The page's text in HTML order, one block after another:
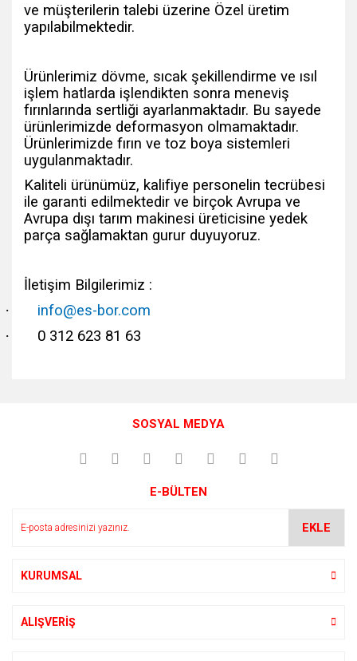
ve müşterilerin talebi üzerine Özel üretim
yapılabilmektedir.
Ürünlerimiz dövme, sıcak şekillendirme ve ısıl
işlem hatlarda işlendikten sonra meneviş
fırınlarında sertliği ayarlanmaktadır. Bu sayede
ürünlerimizde deformasyon olmamaktadır.
Ürünlerimizde fırın ve toz boya sistemleri
uygulanmaktadır.
Kaliteli ürünümüz, kalifiye personelin tecrübesi
ile garanti edilmektedir ve birçok Avrupa ve
Avrupa dışı tarım makinesi üreticisine yedek
parça sağlamaktan gurur duyuyoruz.
İletişim Bilgilerimiz :
· info@es-bor.com
· 0 312 623 81 63
Yorum Yaz
Görüş ve önerileriniz için teşekkür ederiz.
Ürün açıklamasında eksik bilgiler bulunuyor.
SOSYAL MEDYA
E-BÜLTEN
EKLE
KURUMSAL
ALIŞVERİŞ